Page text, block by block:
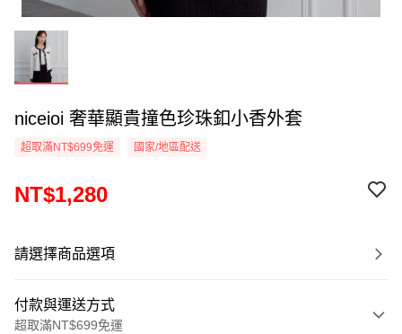
niceioi 奢華顯貴撞色珍珠釦小香外套
超取滿NT$699免運 國家/地區配送
NT$1,280
請選擇商品選項
付款與運送方式
超取滿NT$699免運